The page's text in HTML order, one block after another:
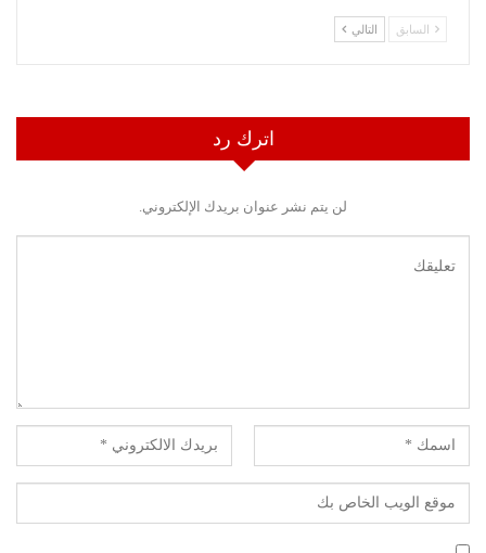
السابق التالي
اترك رد
لن يتم نشر عنوان بريدك الإلكتروني.